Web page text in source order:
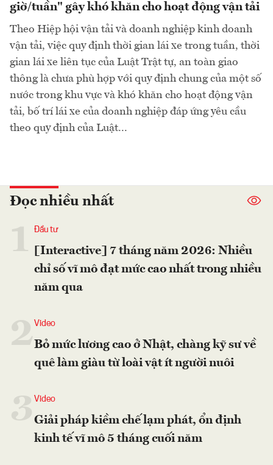
giờ/tuần" gây khó khăn cho hoạt động vận tải
Theo Hiệp hội vận tải và doanh nghiệp kinh doanh
vận tải, việc quy định thời gian lái xe trong tuần, thời
gian lái xe liên tục của Luật Trật tự, an toàn giao
thông là chưa phù hợp với quy định chung của một số
nước trong khu vực và khó khăn cho hoạt động vận
tải, bố trí lái xe của doanh nghiệp đáp ứng yêu cầu
theo quy định của Luật...
Đọc nhiều nhất
Đầu tư
[Interactive] 7 tháng năm 2026: Nhiều
chỉ số vĩ mô đạt mức cao nhất trong nhiều
năm qua
2Video
Bỏ mức lương cao ở Nhật, chàng kỹ sư về
quê làm giàu từ loài vật ít người nuôi
Video
Giải pháp kiềm chế lạm phát, ổn định
kinh tế vĩ mô 5 tháng cuối năm